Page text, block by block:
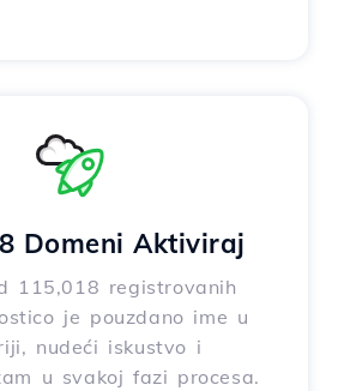
Domeni Aktiviraj
115,018 registrovanih
je pouzdano ime u
nudeći iskustvo i
u svakoj fazi procesa.